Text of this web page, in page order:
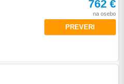
762 €
na osebo
PREVERI